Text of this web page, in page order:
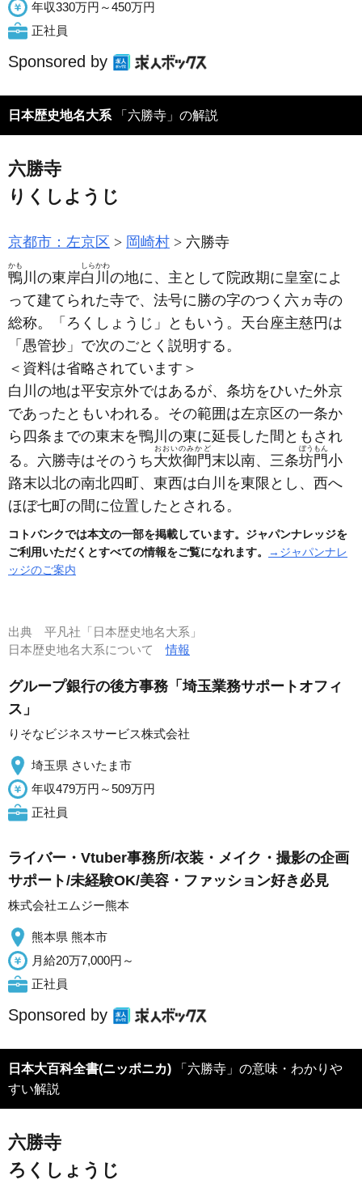
年収330万円～450万円
正社員
Sponsored by
日本歴史地名大系 「六勝寺」の解説
六勝寺
りくしようじ
京都市：左京区 岡崎村 六勝寺
鴨
かも
川の東岸白川
しらかわ
の地に、主として院政期に皇室によ
って建てられた寺で、法号に勝の字のつく六ヵ寺の
総称。「ろくしょうじ」ともいう。天台座主慈円は
「愚管抄」で次のごとく説明する。
＜資料は省略されています＞
白川の地は平安京外ではあるが、条坊をひいた外京
であったともいわれる。その範囲は左京区の一条か
ら四条までの東末を鴨川の東に延長した間ともされ
る。六勝寺はそのうち大炊御門
おおいのみかど
末以南、三条坊門
ぼうもん
小
路末以北の南北四町、東西は白川を東限とし、西へ
ほぼ七町の間に位置したとされる。
コトバンクでは本文の一部を掲載しています。ジャパンナレッジを
ご利用いただくとすべての情報をご覧になれます。
→ジャパンナレ
ッジのご案内
出典 平凡社「日本歴史地名大系」
日本歴史地名大系について情報
グループ銀行の後方事務「埼玉業務サポートオフィ
ス」
りそなビジネスサービス株式会社
埼玉県 さいたま市
年収479万円～509万円
正社員
ライバー・Vtuber事務所/衣装・メイク・撮影の企画
サポート/未経験OK/美容・ファッション好き必見
株式会社エムジー熊本
熊本県 熊本市
月給20万7,000円～
正社員
Sponsored by
日本大百科全書(ニッポニカ)
すい解説
六勝寺
ろくしょうじ